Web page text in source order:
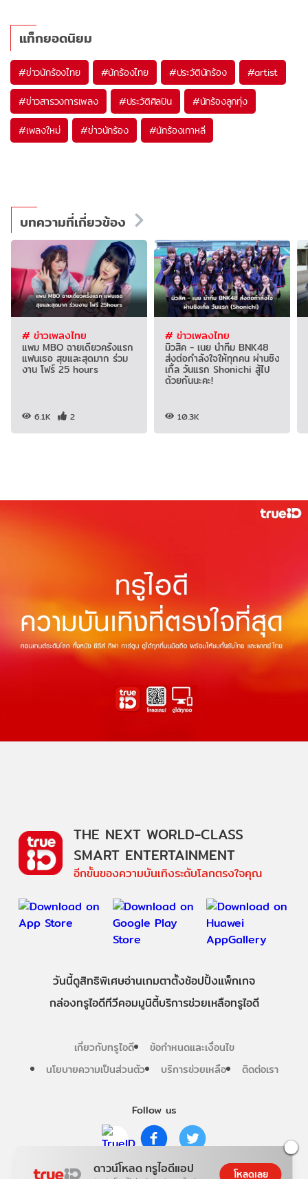
แท็กยอดนิยม
#ข่าวนักร้องไทย #นักร้องไทย #ประวัตินักร้อง #artist
#ข่าวสารวงการเพลง #ประวัติศิลปิน #นักร้องลูกทุ่ง
#เพลงใหม่ #ข่าวนักร้อง #นักร้องเกาหลี
บทความที่เกี่ยวข้อง
# ข่าวเพลงไทย
แพม MBO ฉายเดี่ยวครั้งแรก
แฟนเธอ สุขและสุดมาก ร่วม
งาน โฟร์ 25 hours
6.1K 2
# ข่าวเพลงไทย
มิวสิค - เนย นำทีม BNK48
ส่งต่อกำลังใจให้ทุกคน ผ่านซิง
เกิ้ล วันแรก Shonichi สู้ไป
ด้วยกันนะคะ!
10.3K
ดาวน์โหลด ทรูไอดีแอป โหลดเลย
Follow us
Copyright © True Digital Group Company Limited.
All rights reserved
THE NEXT WORLD-CLASS
SMART ENTERTAINMENT
อีกขั้นของความบันเทิงระดับโลกตรงใจคุณ
วันนี้ดูสิทธิพิเศษอ่านเกมตาตั้งช้อปปิ้งแพ็กเกจ
กล่องทรูไอดีทีวีคอมมูนิตี้บริการช่วยเหลือทรูไอดี
เกี่ยวกับทรูไอดี
ข้อกำหนดและเงื่อนไข
นโยบายความเป็นส่วนตัว
บริการช่วยเหลือ ติดต่อเรา